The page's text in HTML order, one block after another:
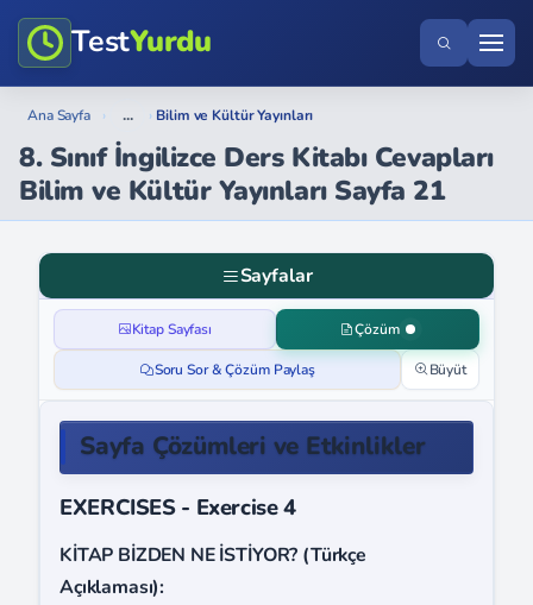
TestYurdu
Ana Sayfa › ... › Bilim ve Kültür Yayınları
8. Sınıf İngilizce Ders Kitabı Cevapları
Bilim ve Kültür Yayınları Sayfa 21
Sayfalar
Kitap Sayfası Çözüm
Soru Sor & Çözüm Paylaş Büyüt
Sayfa Çözümleri ve Etkinlikler
EXERCISES - Exercise 4
KİTAP BİZDEN NE İSTİYOR? (Türkçe
Açıklaması):